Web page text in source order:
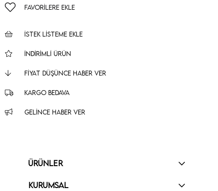
FAVORILERE EKLE
İSTEK LISTEME EKLE
İNDIRIMLI ÜRÜN
FIYAT DÜŞÜNCE HABER VER
KARGO BEDAVA
GELINCE HABER VER
ÜRÜNLER
KURUMSAL